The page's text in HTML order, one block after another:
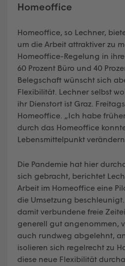
Homeoffice
Homeoffice, so Lechner,
um die Arbeit attraktiver zu
Homeoffice-Regelung in
60 Prozent Büro und 40
Belegschaft wünscht sich
Flexibilität. Lechner selbst
ihr Dienstort ist Graz.
Homeoffice. „Ich habe
durch das Homeoffice
Lebensmittelpunkt
Die Pandemie hat hier
sich gebracht, berichtet
Arbeit im Homeoffice eine
die Umsetzung
damit verbundene freie
generell gut angenommen,
auch rundweg abgelehnt,
isolieren sich regelrecht zu
diese neue Flexibilität